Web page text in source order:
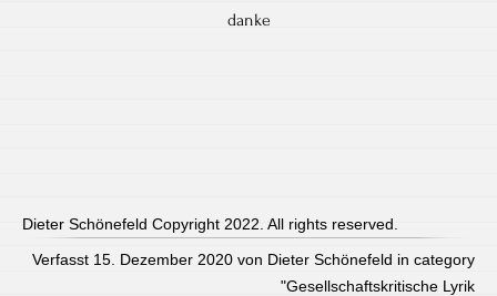
danke
Dieter Schönefeld Copyright 2022. All rights reserved.
Verfasst 15. Dezember 2020 von Dieter Schönefeld in category
"Gesellschaftskritische Lyrik